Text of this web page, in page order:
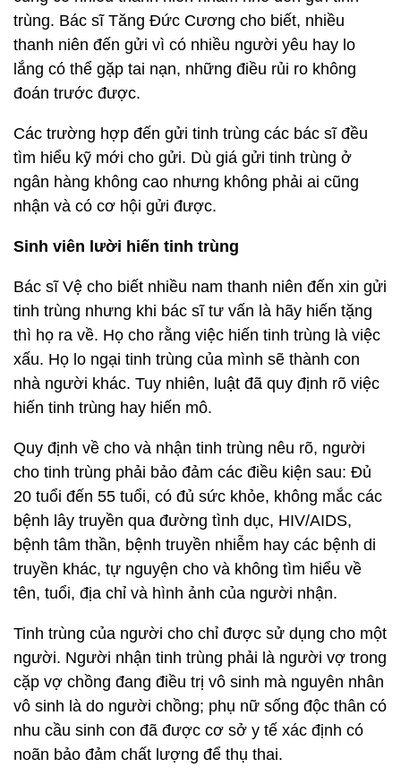
trùng. Bác sĩ Tăng Đức Cương cho biết, nhiều
thanh niên đến gửi vì có nhiều người yêu hay lo
lắng có thể gặp tai nạn, những điều rủi ro không
đoán trước được.
Các trường hợp đến gửi tinh trùng các bác sĩ đều
tìm hiểu kỹ mới cho gửi. Dù giá gửi tinh trùng ở
ngân hàng không cao nhưng không phải ai cũng
nhận và có cơ hội gửi được.
Sinh viên lười hiến tinh trùng
Bác sĩ Vệ cho biết nhiều nam thanh niên đến xin gửi
tinh trùng nhưng khi bác sĩ tư vấn là hãy hiến tặng
thì họ ra về. Họ cho rằng việc hiến tinh trùng là việc
xấu. Họ lo ngại tinh trùng của mình sẽ thành con
nhà người khác. Tuy nhiên, luật đã quy định rõ việc
hiến tinh trùng hay hiến mô.
Quy định về cho và nhận tinh trùng nêu rõ, người
cho tinh trùng phải bảo đảm các điều kiện sau: Đủ
20 tuổi đến 55 tuổi, có đủ sức khỏe, không mắc các
bệnh lây truyền qua đường tình dục, HIV/AIDS,
bệnh tâm thần, bệnh truyền nhiễm hay các bệnh di
truyền khác, tự nguyện cho và không tìm hiểu về
tên, tuổi, địa chỉ và hình ảnh của người nhận.
Tinh trùng của người cho chỉ được sử dụng cho một
người. Người nhận tinh trùng phải là người vợ trong
cặp vợ chồng đang điều trị vô sinh mà nguyên nhân
vô sinh là do người chồng; phụ nữ sống độc thân có
nhu cầu sinh con đã được cơ sở y tế xác định có
noãn bảo đảm chất lượng để thụ thai.